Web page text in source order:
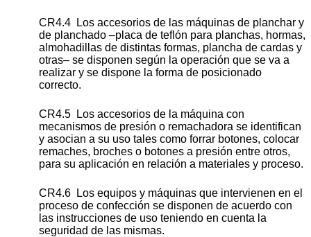
CR4.4 Los accesorios de las máquinas de planchar y
de planchado –placa de teflón para planchas, hormas,
almohadillas de distintas formas, plancha de cardas y
otras– se disponen según la operación que se va a
realizar y se dispone la forma de posicionado
correcto.
CR4.5 Los accesorios de la máquina con
mecanismos de presión o remachadora se identifican
y asocian a su uso tales como forrar botones, colocar
remaches, broches o botones a presión entre otros,
para su aplicación en relación a materiales y proceso.
CR4.6 Los equipos y máquinas que intervienen en el
proceso de confección se disponen de acuerdo con
las instrucciones de uso teniendo en cuenta la
seguridad de las mismas.